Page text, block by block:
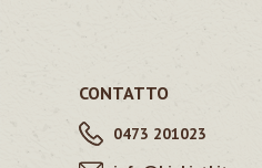
CONTATTO
0473 201023